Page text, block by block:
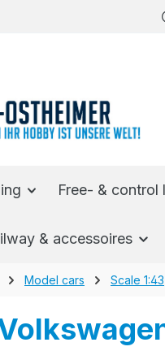
Free- &
& accessoires
Model cars Scale 1:43